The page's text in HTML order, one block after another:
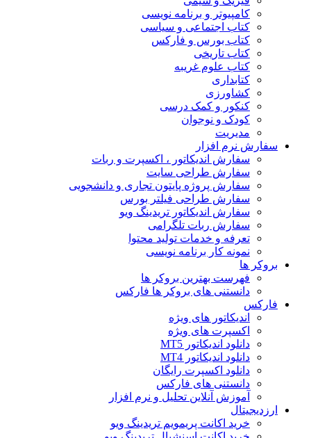
کامپیوتر و برنامه نویسی
کتاب اجتماعی و سیاسی
کتاب بورس و فارکس
کتاب تاریخی
کتاب علوم غریبه
کتابداری
کشاورزی
کنکور و کمک‌ درسی
کودک و نوجوان
مدیریت
سفارش نرم افزار
سفارش اندیکاتور ، اکسپرت و ربات
سفارش طراحی سایت
سفارش پروژه پایتون تجاری و دانشجویی
سفارش طراحی فیلتر بورس
سفارش اندیکاتور تریدینگ ویو
سفارش ربات تلگرامی
تعرفه و خدمات تولید محتوا
نمونه کار برنامه نویسی
بروکر ها
فهرست بهترین بروکر ها
دانستنی های بروکر ها فارکس
فارکس
اندیکاتور های ویژه
اکسپرت های ویژه
دانلود اندیکاتور MT5
دانلود اندیکاتور MT4
دانلود اکسپرت رایگان
دانستنی های فارکس
آموزش آنلاین تحلیل و نرم افزار
ارزدیجیتال
خرید اکانت پریمویم تریدینگ ویو